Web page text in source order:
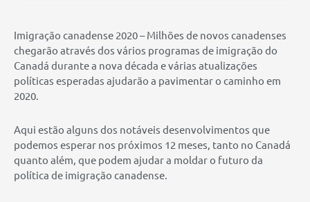
Imigração canadense 2020 – Milhões de novos canadenses
chegarão através dos vários programas de imigração do
Canadá durante a nova década e várias atualizações
políticas esperadas ajudarão a pavimentar o caminho em
2020.
Aqui estão alguns dos notáveis ​​desenvolvimentos que
podemos esperar nos próximos 12 meses, tanto no Canadá
quanto além, que podem ajudar a moldar o futuro da
política de imigração canadense.